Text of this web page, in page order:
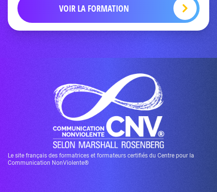
VOIR LA FORMATION
Le site français des formatrices et formateurs certifiés du Centre pour la
Communication NonViolente®